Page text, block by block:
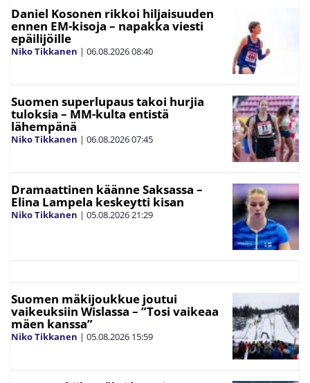
Daniel Kosonen rikkoi hiljaisuuden
ennen EM-kisoja – napakka viesti
epäilijöille
Niko Tikkanen | 06.08.202608:40
Suomen superlupaus takoi hurjia
tuloksia – MM-kulta entistä
lähempänä
Niko Tikkanen | 06.08.202607:45
Dramaattinen käänne Saksassa –
Elina Lampela keskeytti kisan
Niko Tikkanen | 05.08.202621:29
Suomen mäkijoukkue joutui
vaikeuksiin Wislassa – ”Tosi vaikeaa
mäen kanssa”
Niko Tikkanen | 05.08.2026 15:59